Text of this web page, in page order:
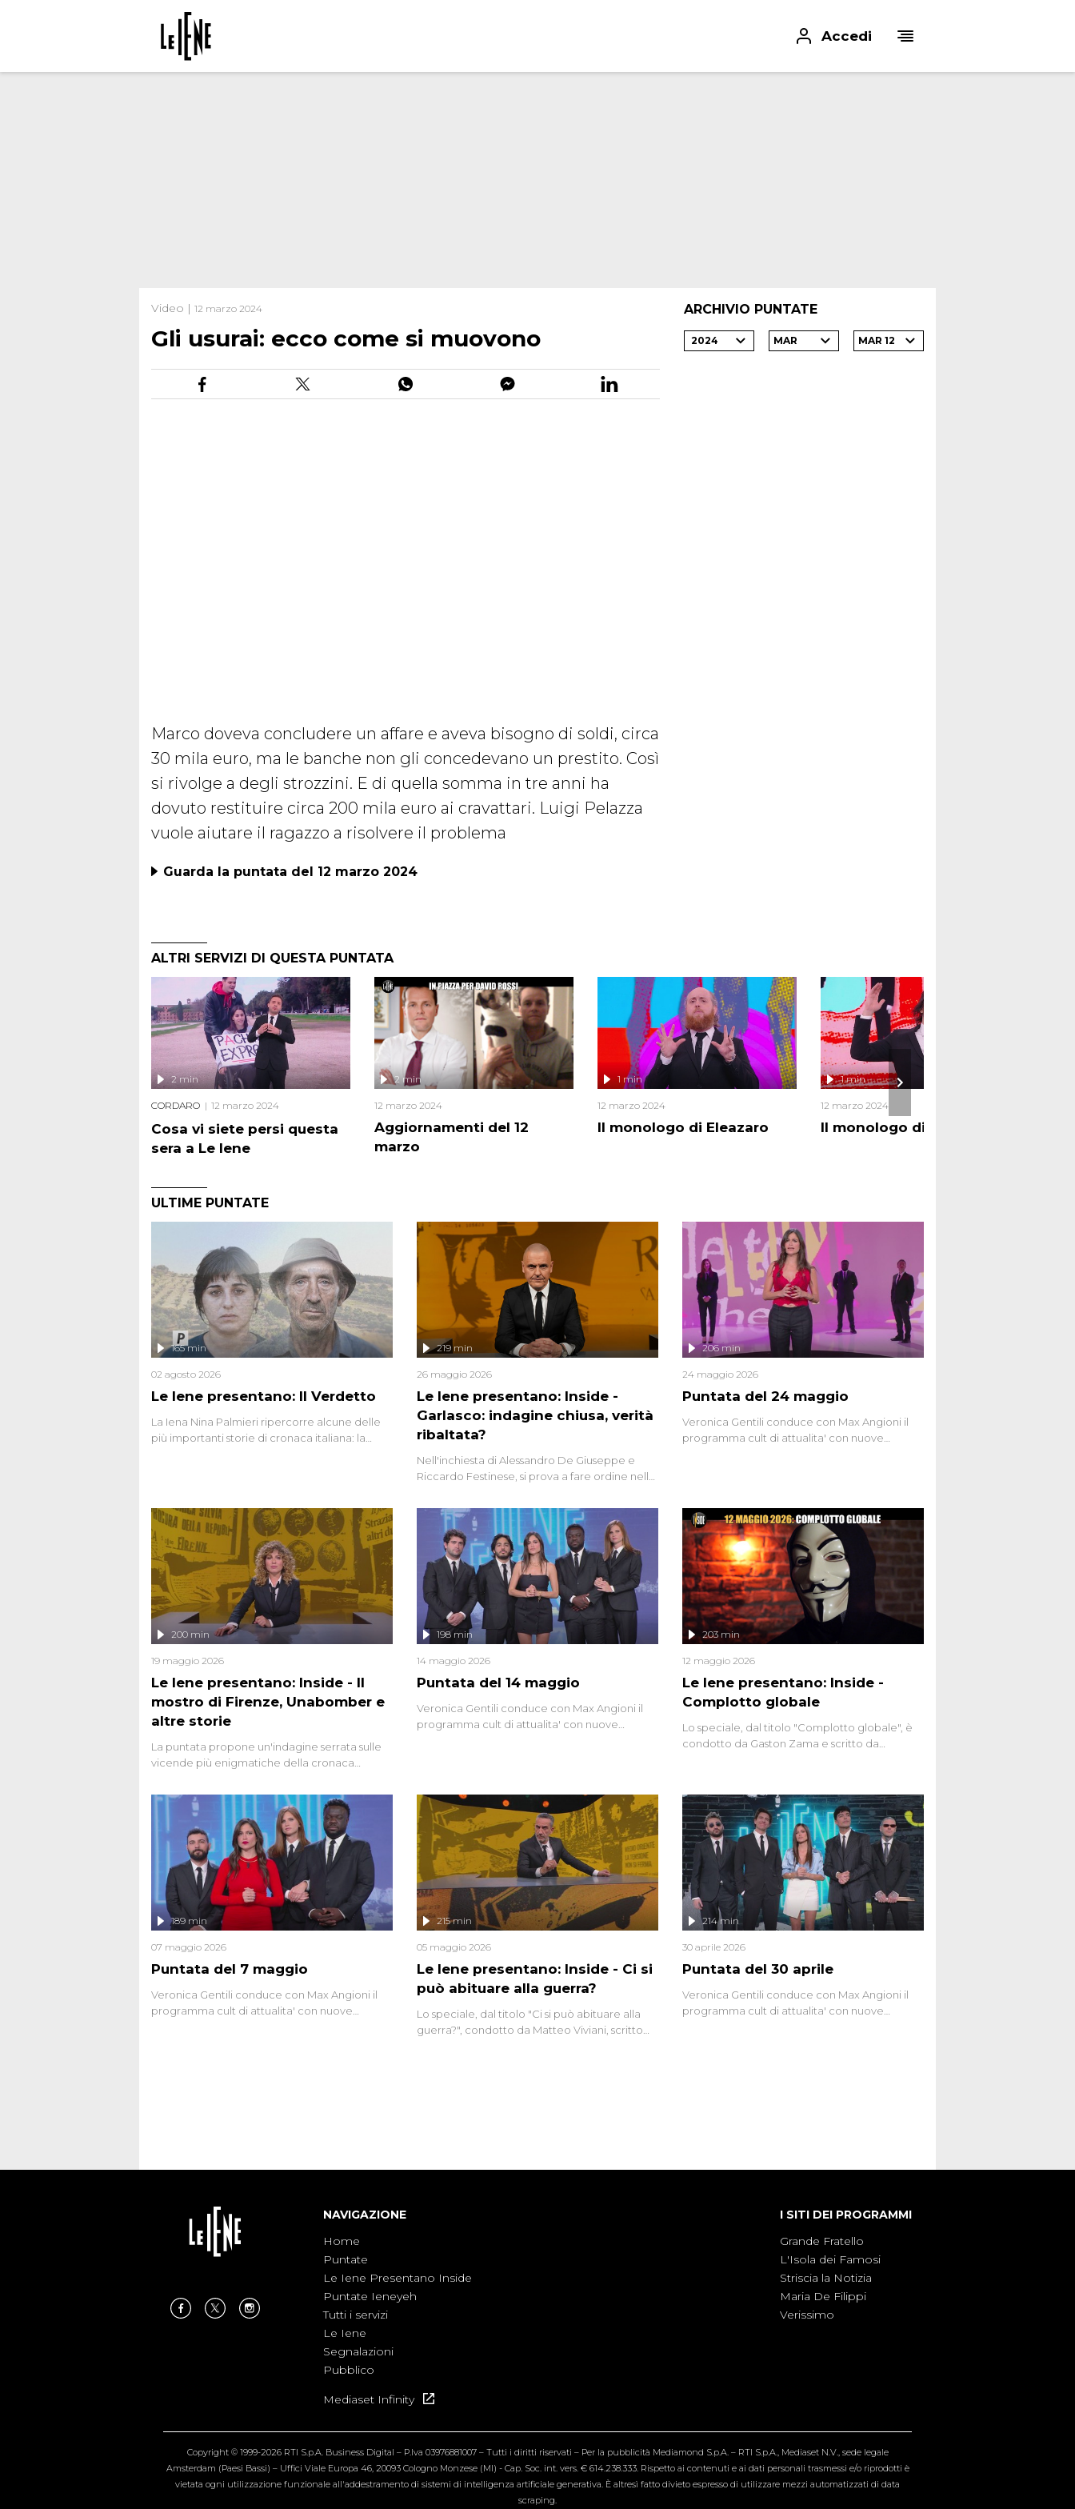
Accedi
Video | 12 marzo 2024
Gli usurai: ecco come si muovono
Marco doveva concludere un affare e aveva bisogno di soldi, circa
30 mila euro, ma le banche non gli concedevano un prestito. Così
si rivolge a degli strozzini. E di quella somma in tre anni ha
dovuto restituire circa 200 mila euro ai cravattari. Luigi Pelazza
vuole aiutare il ragazzo a risolvere il problema
Guarda la puntata del 12 marzo 2024
ALTRI SERVIZI DI QUESTA PUNTATA
Cosa vi siete persi questa
sera a Le Iene
2 min
CORDARO 12 marzo 2024
Aggiornamenti del 12
marzo
2 min
12 marzo 2024
Il monologo di Eleazaro
1 min
12 marzo 2024
Il monologo di Max Angioni
1 min
12 marzo 2024
ARCHIVIO PUNTATE
2024 MAR MAR 12
ULTIME PUNTATE
Le Iene presentano: Il Verdetto
165 min
02 agosto 2026
La Iena Nina Palmieri ripercorre alcune delle
più importanti storie di cronaca italiana: la
Le Iene presentano: Inside -
Garlasco: indagine chiusa, verità
ribaltata?
219 min
26 maggio 2026
Nell'inchiesta di Alessandro De Giuseppe e
Riccardo Festinese, si prova a fare ordine nella
continuano a emergere attorno a una delle
vicende giudiziarie più discusse degli ultimi
anni. Lo speciale ricostruisce la vicenda
mettendo in fila testimonianze, errori, dettagli
controversi e i protagonisti di un'indagine che
sembra non avere fine.
Puntata del 24 maggio
206 min
24 maggio 2026
Veronica Gentili conduce con Max Angioni il
programma cult di attualita' con nuove
Le Iene presentano: Inside - Il
mostro di Firenze, Unabomber e
altre storie
200 min
19 maggio 2026
La puntata propone un'indagine serrata sulle
vicende più enigmatiche della cronaca
seriale responsabile di decine di attentati tra
gli anni '90 e il 2000 che, inquietantemente,
potrebbe essere ancora in libertà. Lo speciale
affronta inoltre le zone d'ombra sul Mostro di
Firenze, le cui responsabilità appaiono ancora
oggi avvolte in un groviglio di dubbi mai
chiariti. Nel corso dello speciale anche
l'intervista inedita a Olindo Romano, realizzata
ne...
Puntata del 14 maggio
198 min
14 maggio 2026
Veronica Gentili conduce con Max Angioni il
programma cult di attualita' con nuove
Le Iene presentano: Inside -
Complotto globale
203 min
12 maggio 2026
Lo speciale, dal titolo "Complotto globale", è
condotto da Gaston Zama e scritto da
alternative, dei sospetti globali e del
complottismo che negli ultimi anni hanno
invaso social network, talk show, piazze digitali
e immaginario collettivo.
Puntata del 7 maggio
189 min
07 maggio 2026
Veronica Gentili conduce con Max Angioni il
programma cult di attualita' con nuove
Le Iene presentano: Inside - Ci si
può abituare alla guerra?
215 min
05 maggio 2026
Lo speciale, dal titolo "Ci si può abituare alla
guerra?", condotto da Matteo Viviani, scritto
Puntata del 30 aprile
214 min
30 aprile 2026
Veronica Gentili conduce con Max Angioni il
programma cult di attualita' con nuove
NAVIGAZIONE
Home
Puntate
Le Iene Presentano Inside
Puntate Ieneyeh
Tutti i servizi
Le Iene
Segnalazioni
Pubblico
Mediaset Infinity
I SITI DEI PROGRAMMI
Grande Fratello
L'Isola dei Famosi
Striscia la Notizia
Maria De Filippi
Verissimo
Copyright © 1999-2026 RTI S.p.A. Business Digital – P.Iva 03976881007 – Tutti i diritti riservati – Per la pubblicità Mediamond S.p.A. – RTI S.p.A., Mediaset N.V., sede legale
Amsterdam (Paesi Bassi) – Uffici Viale Europa 46, 20093 Cologno Monzese (MI) - Cap. Soc. int. vers. € 614.238.333. Rispetto ai contenuti e ai dati personali trasmessi e/o riprodotti è
vietata ogni utilizzazione funzionale all'addestramento di sistemi di intelligenza artificiale generativa. È altresì fatto divieto espresso di utilizzare mezzi automatizzati di data
scraping.